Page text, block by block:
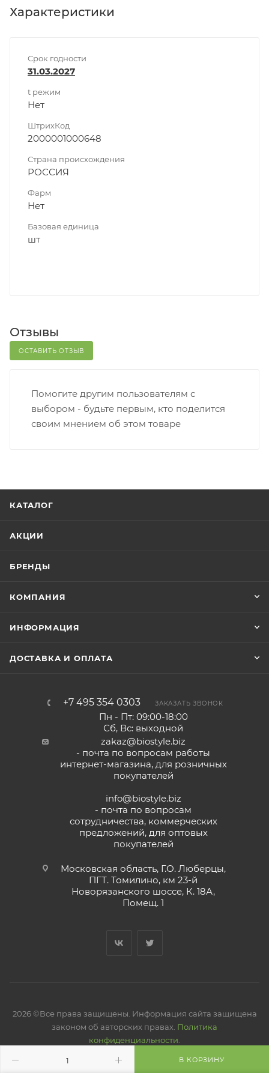
В КОРЗИНУ
Характеристики
Срок годности
31.03.2027
t режим
Нет
ШтрихКод
2000001000648
Страна происхождения
РОССИЯ
Фарм
Нет
Базовая единица
шт
Отзывы
ОСТАВИТЬ ОТЗЫВ
Помогите другим пользователям с
выбором - будьте первым, кто поделится
своим мнением об этом товаре
КАТАЛОГ
АКЦИИ
БРЕНДЫ
КОМПАНИЯ
ИНФОРМАЦИЯ
ДОСТАВКА И ОПЛАТА
+7 495 354 0303 ЗАКАЗАТЬ ЗВОНОК
Пн - Пт: 09:00-18:00
Сб, Вс: выходной
zakaz@biostyle.biz
- почта по вопросам работы
интернет-магазина, для розничных
покупателей
info@biostyle.biz
- почта по вопросам
сотрудничества, коммерческих
предложений, для оптовых
покупателей
Московская область, Г.О. Люберцы,
ПГТ. Томилино, км 23-й
Новорязанского шоссе, К. 18А,
Помещ. 1
2026 ©Все права защищены. Информация сайта защищена
законом об авторских правах. Политика
конфиденциальности.